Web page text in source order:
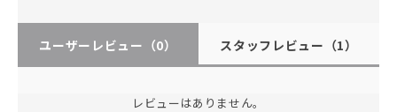
ユーザーレビュー （0） スタッフレビュー （1）
レビューはありません。